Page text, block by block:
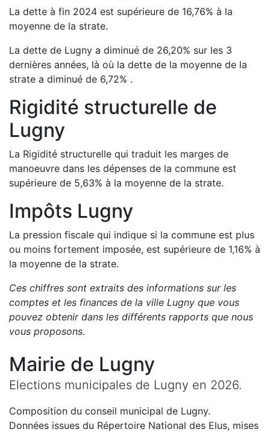
La dette à fin 2024 est supérieure de 16,76% à la
moyenne de la strate.
La dette de Lugny a diminué de 26,20% sur les 3
dernières années, là où la dette de la moyenne de la
strate a diminué de 6,72% .
Rigidité structurelle de
Lugny
La Rigidité structurelle qui traduit les marges de
manoeuvre dans les dépenses de la commune est
supérieure de 5,63% à la moyenne de la strate.
Impôts Lugny
La pression fiscale qui indique si la commune est plus
ou moins fortement imposée, est supérieure de 1,16% à
la moyenne de la strate.
Ces chiffres sont extraits des informations sur les
comptes et les finances de la ville Lugny que vous
pouvez obtenir dans les différents rapports que nous
vous proposons.
Mairie de Lugny
Elections municipales de Lugny en 2026.
Composition du conseil municipal de Lugny.
Données issues du Répertoire National des Elus, mises